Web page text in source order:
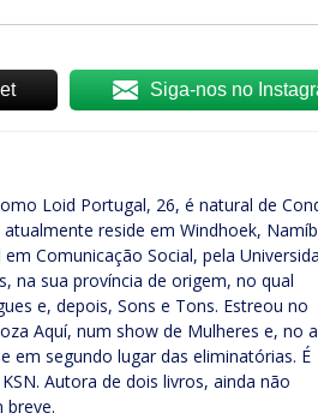
Siga-nos no
Loid Portugal, 26, é natural de
reside em Windhoek,
Comunicação Social, pela
na sua província de origem, no qual
e, depois, Sons e Tons. Estreou no
Aquí, num show de Mulheres e, no
em segundo lugar das eliminatórias. É
Autora de dois livros, ainda não
breve.